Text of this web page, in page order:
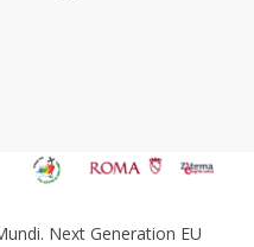
Next Generation EU